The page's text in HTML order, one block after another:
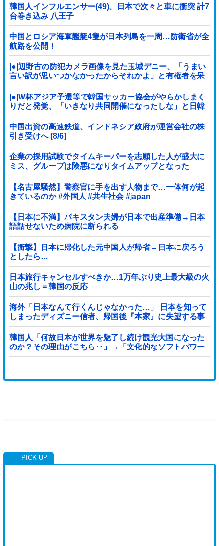
韓国人インフルエンサー(49)、日本で次々と車に衝突 計7
台巻き込み 八王子
中国とロシア海軍艦艇4隻が日本列島を一周…防衛省が全
航路を公開！
|●|辺野古の防犯カメラ画像を見た玉城デニー、「うまい
言い訳が思いつかなかったからそれかよ」と有権者を呆
れさせるコメントを……
|●|W杯アジア予選等で韓国サッカー協会がやらかしまく
りだと発覚、「いきなり共同開催になったしな」と日韓
共催の件に言及する声も……
中国出資の高速鉄道、インドネシア政府が運営会社の株
引き受けへ [8/6]
企業の採用試験でタイムキーパーを志願した人が盛大に
ミス、グループは険悪になりタイムアップとなった
が……
【名古屋騒然】警察官に手を出す人物まで…一体何が起
きているのか #外国人 #共生社会 #japan
【日本に不満】パキスタン夫婦が日本で出産準備→日本
語話せないため病院に断られる
【衝撃】日本に帰化した元中国人が帰省→日本に戻ろう
としたら…
日本旅行キャンセルすべきか…1万年ぶり史上最大級の火
山の兆し＝韓国の反応
海外「日本なんて行くんじゃなかった…」 日本を知って
しまったディズニー信者、帰国後『本家』に失望する事
態に
韓国人「何故日本が世界を魅了し続け観光大国になった
のか？その理由がこちら‥」→「文化的なソフトパワー
が凄い」